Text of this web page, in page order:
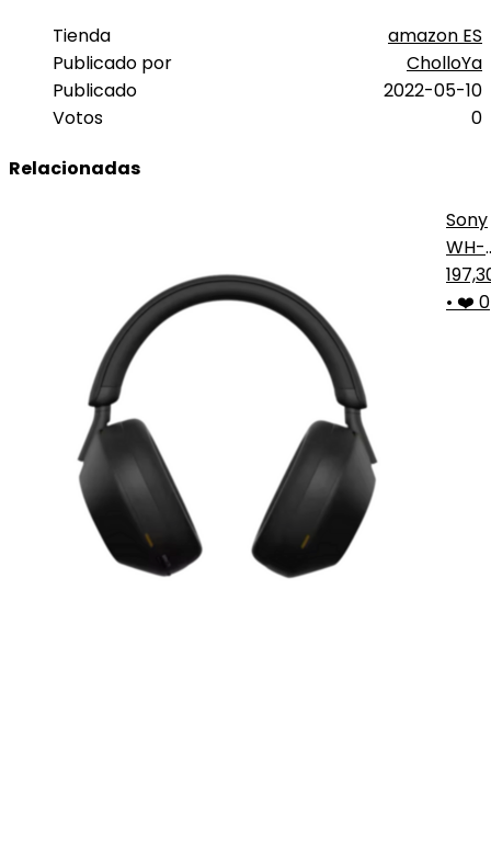
Tienda
amazon ES
Publicado por
CholloYa
Publicado
2022-05-10
Votos
0
Relacionadas
Sony
WH-
• ❤️ 0